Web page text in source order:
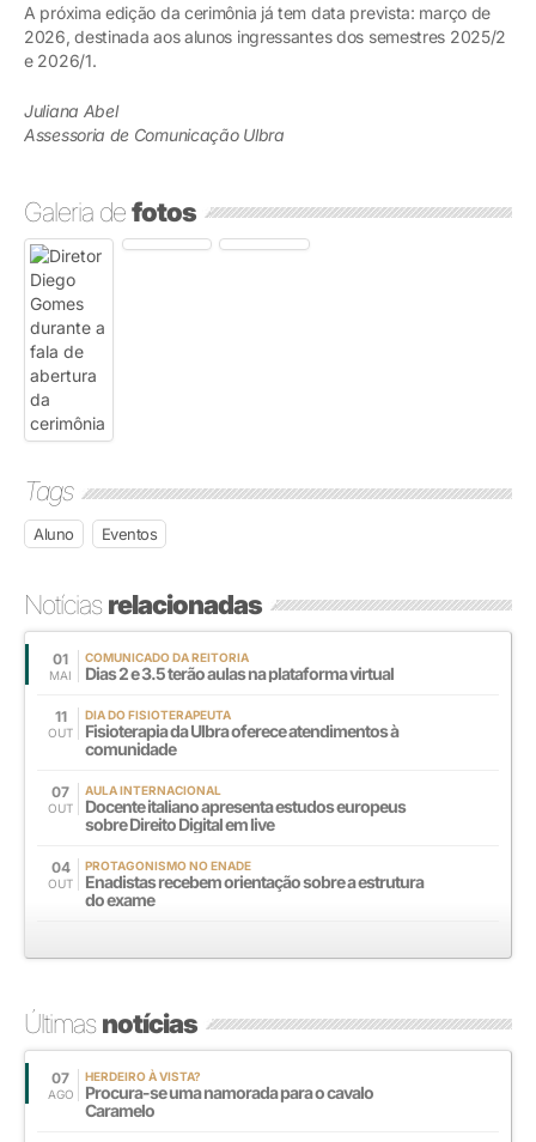
A próxima edição da cerimônia já tem data prevista: março de
2026, destinada aos alunos ingressantes dos semestres 2025/2
e 2026/1.
Juliana Abel
Assessoria de Comunicação Ulbra
Galeria defotos
Tags
Aluno Eventos
Notíciasrelacionadas
01
MAI
COMUNICADO DA REITORIA
Dias 2 e 3.5 terão aulas na plataforma virtual
11
OUT
DIA DO FISIOTERAPEUTA
Fisioterapia da Ulbra oferece atendimentos à
comunidade
07
OUT
AULA INTERNACIONAL
Docente italiano apresenta estudos europeus
sobre Direito Digital em live
04
OUT
PROTAGONISMO NO ENADE
Enadistas recebem orientação sobre a estrutura
do exame
Últimasnotícias
07
AGO
HERDEIRO À VISTA?
Procura-se uma namorada para o cavalo
Caramelo